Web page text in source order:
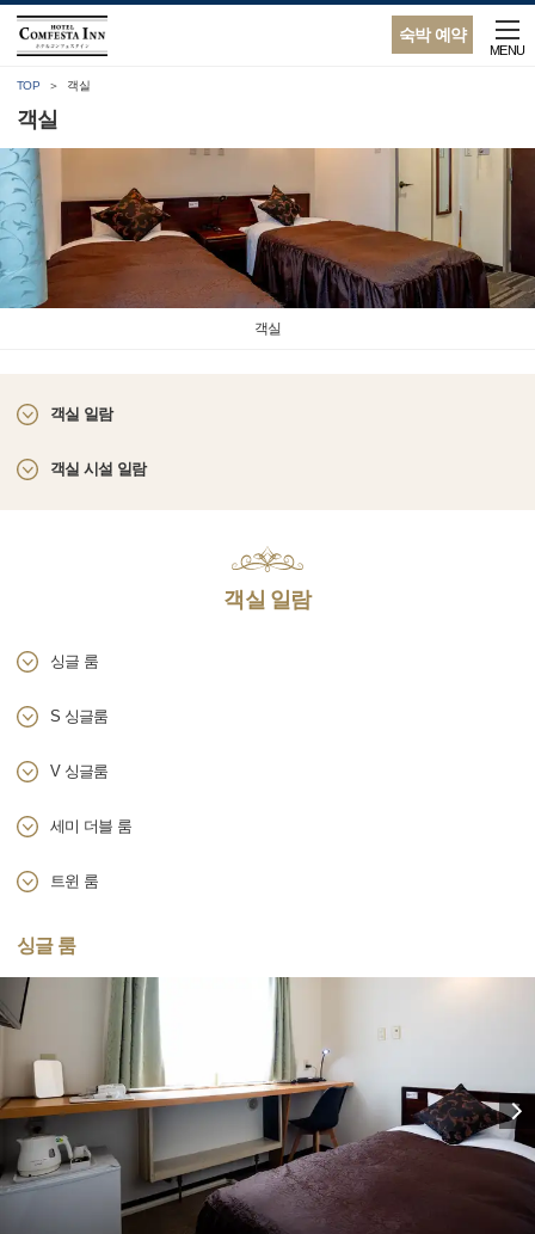
숙박 예약
MENU
TOP 객실
객실
객실
객실 일람
객실 시설 일람
객실 일람
싱글 룸
S 싱글룸
V 싱글룸
세미 더블 룸
트윈 룸
싱글 룸